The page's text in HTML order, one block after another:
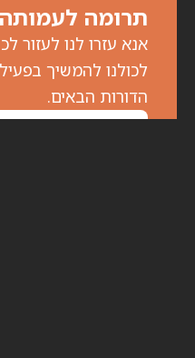
תרומה לעמותה
אנא עזרו לנו לעזור
לכולנו להמשיך
הדורות הבאים.